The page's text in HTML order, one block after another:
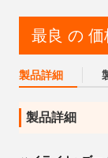
最良 の 価
製品詳細
製品詳細